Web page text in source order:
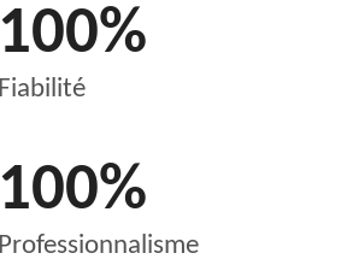
100%
Fiabilité
100%
Professionnalisme